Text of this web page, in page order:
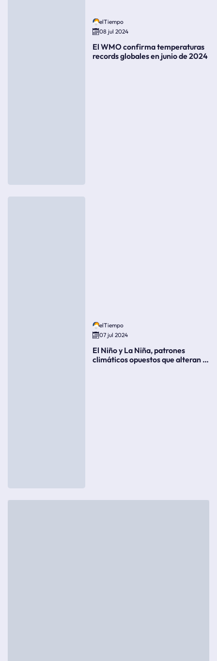
elTiempo
08 jul 2024
El WMO confirma temperaturas
records globales en junio de 2024
elTiempo
07 jul 2024
El Niño y La Niña, patrones
climáticos opuestos que alteran la